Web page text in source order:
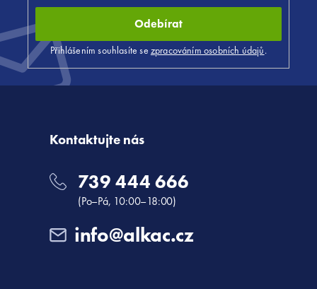
Odebírat
Přihlášením souhlasíte se zpracováním osobních údajů.
Kontaktujte nás
739 444 666
(Po–Pá, 10:00–18:00)
info@alkac.cz